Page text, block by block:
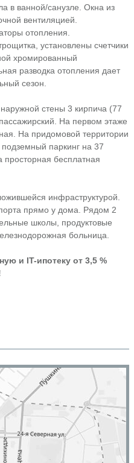
в ванной/санузле. Окна из
вентиляцией.
отопления.
установлены счетчики
хромированный
разводка отопления дает
сезон.
стены 3 кирпича (77
На первом этаже
На придомовой территории
паркинг на 37
бесплатная
инфраструктурой.
прямо у дома. Рядом 2
школы, продуктовые
больница.
и IT-ипотеку от 3,5 %